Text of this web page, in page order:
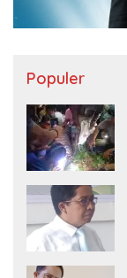
Populer